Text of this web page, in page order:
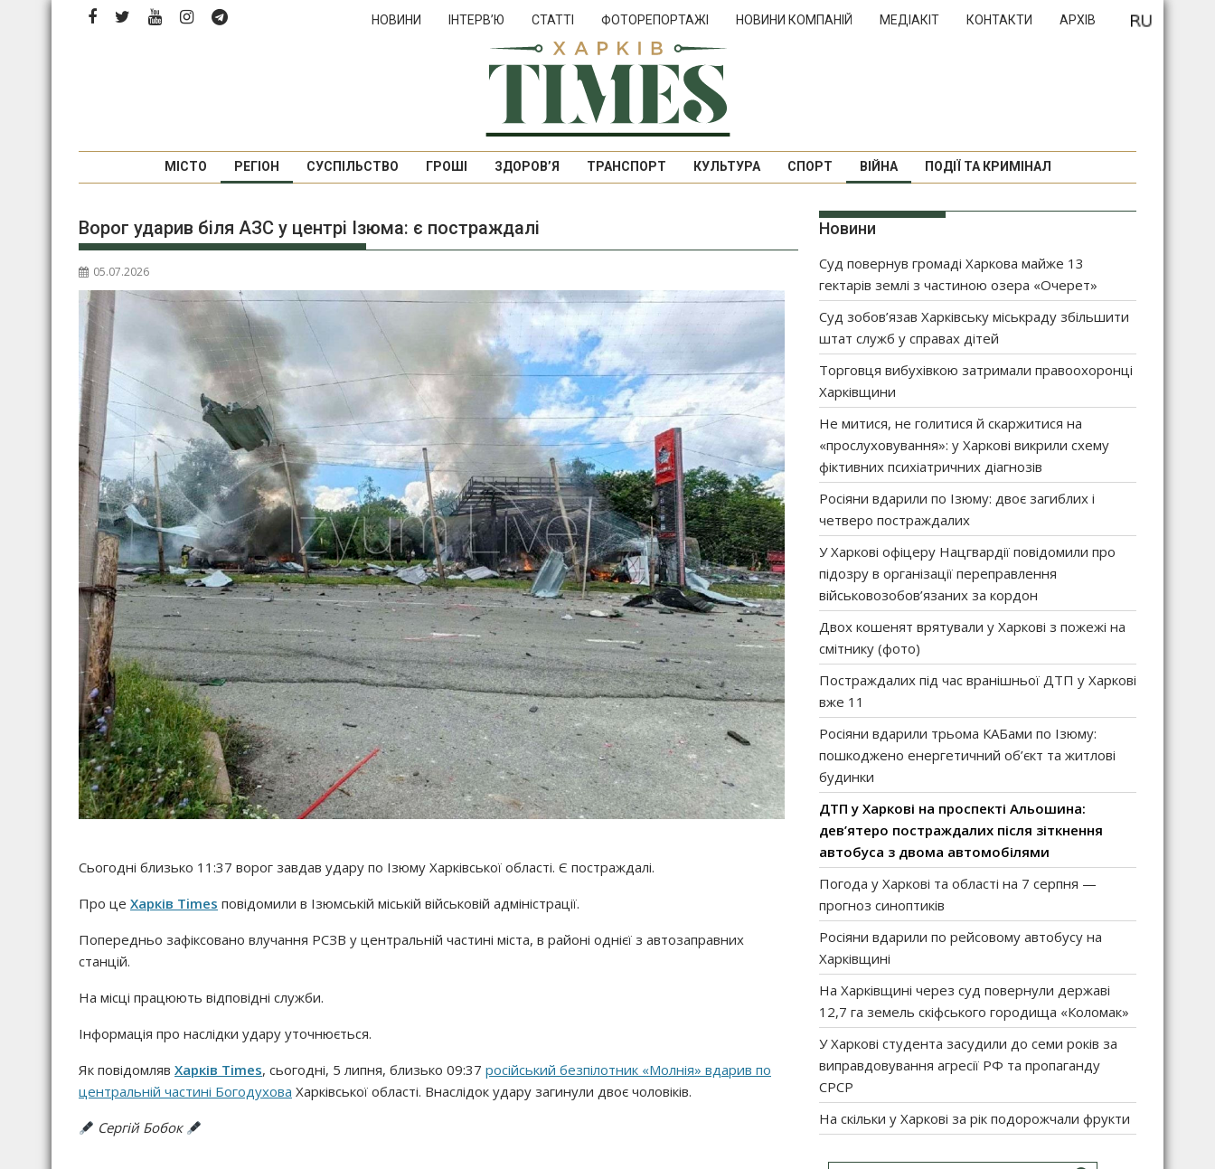
Перейти
НОВИНИ ІНТЕРВ’Ю СТАТТІ ФОТОРЕПОРТАЖІ НОВИНИ КОМПАНІЙ МЕДІАКІТ КОНТАКТИ АРХІВ
МІСТО РЕГІОН СУСПІЛЬСТВО ГРОШІ ЗДОРОВ’Я ТРАНСПОРТ КУЛЬТУРА СПОРТ ВІЙНА ПОДІЇ ТА КРИМІНАЛ
Ворог ударив біля АЗС у центрі Ізюма: є постраждалі
05.07.2026
Сьогодні близько 11:37 ворог завдав удару по Ізюму Харківської області. Є постраждалі.
Про це Харків Times повідомили в Ізюмській міській військовій адміністрації.
Попередньо зафіксовано влучання РСЗВ у центральній частині міста, в районі однієї з автозаправних
станцій.
На місці працюють відповідні служби.
Інформація про наслідки удару уточнюється.
Як повідомляв Харків Times, сьогодні, 5 липня, близько 09:37 російський безпілотник «Молнія» вдарив по
центральній частині Богодухова Харківської області. Внаслідок удару загинули двоє чоловіків.
Сергій Бобок
Новини
Суд повернув громаді Харкова майже 13
гектарів землі з частиною озера «Очерет»
Суд зобов’язав Харківську міськраду збільшити
штат служб у справах дітей
Торговця вибухівкою затримали правоохоронці
Харківщини
Не митися, не голитися й скаржитися на
«прослуховування»: у Харкові викрили схему
фіктивних психіатричних діагнозів
Росіяни вдарили по Ізюму: двоє загиблих і
четверо постраждалих
У Харкові офіцеру Нацгвардії повідомили про
підозру в організації переправлення
військовозобов’язаних за кордон
Двох кошенят врятували у Харкові з пожежі на
смітнику (фото)
Постраждалих під час вранішньої ДТП у Харкові
вже 11
Росіяни вдарили трьома КАБами по Ізюму:
пошкоджено енергетичний об’єкт та житлові
будинки
ДТП у Харкові на проспекті Альошина:
дев’ятеро постраждалих після зіткнення
автобуса з двома автомобілями
Погода у Харкові та області на 7 серпня —
прогноз синоптиків
Росіяни вдарили по рейсовому автобусу на
Харківщині
На Харківщині через суд повернули державі
12,7 га земель скіфського городища «Коломак»
У Харкові студента засудили до семи років за
виправдовування агресії РФ та пропаганду
СРСР
На скільки у Харкові за рік подорожчали фрукти